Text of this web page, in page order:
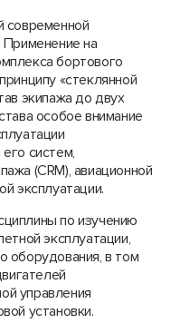
современной
на
бортового
«стеклянной
экипажа до двух
особое внимание
систем,
(CRM), авиационной
эксплуатации.
по изучению
эксплуатации,
оборудования, в том
управления
установки.